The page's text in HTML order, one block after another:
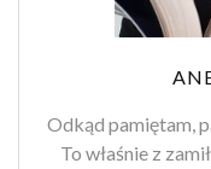
Odkąd pamiętam,
To właśnie z